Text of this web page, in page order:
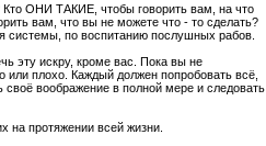
ОНИ ТАКИЕ, чтобы говорить вам, на что
вам, что вы не можете что - то сделать?
системы, по воспитанию послушных рабов.
эту искру, кроме вас. Пока вы не
или плохо. Каждый должен попробовать всё,
своё воображение в полной мере и следовать
на протяжении всей жизни.